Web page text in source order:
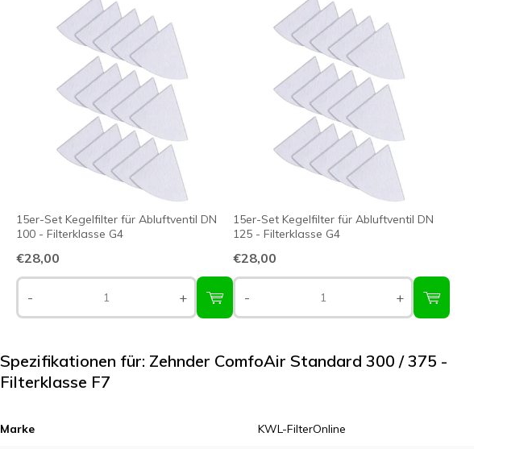
15er-Set Kegelfilter für Abluftventil DN
100 - Filterklasse G4
€28,00
- +
15er-Set Kegelfilter für Abluftventil DN
125 - Filterklasse G4
€28,00
- +
Spezifikationen für: Zehnder ComfoAir Standard 300 / 375 -
Filterklasse F7
Marke KWL-FilterOnline